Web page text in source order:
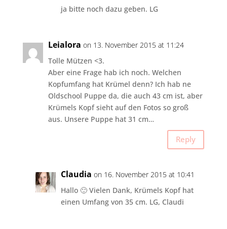
ja bitte noch dazu geben. LG
Leialora on 13. November 2015 at 11:24
Tolle Mützen <3.
Aber eine Frage hab ich noch. Welchen
Kopfumfang hat Krümel denn? Ich hab ne
Oldschool Puppe da, die auch 43 cm ist, aber
Krümels Kopf sieht auf den Fotos so groß
aus. Unsere Puppe hat 31 cm…
Reply
Claudia on 16. November 2015 at 10:41
Hallo 🙂 Vielen Dank, Krümels Kopf hat
einen Umfang von 35 cm. LG, Claudi